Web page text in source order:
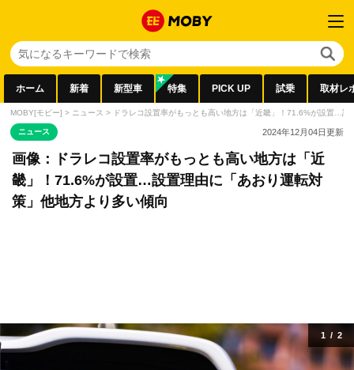
ホーム 新着 新型車 特集 PICK UP 試乗 取材レ
MOBY[モビー] > ニュース > ドラレコ設置率がもっとも高い地方は「近畿」！71.6%が設置…
ニュース 2024年12月04日更新
画像：ドラレコ設置率がもっとも高い地方は「近
畿」！71.6%が設置…設置理由に「あおり運転対
策」他地方より多い傾向
1 / 2